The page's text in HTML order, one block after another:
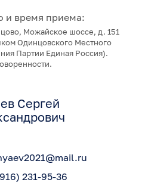
и время приема:
Можайское шоссе, д. 151
Одинцовского Местного
Партии Единая Россия).
Сергей
231-95-36